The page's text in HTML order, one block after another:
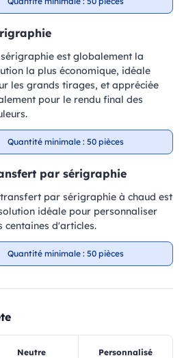
est globalement la
la plus économique, idéale
les grands tirages, et appréciée
pour le rendu final des
Quantité minimale : 50 pièces
par sérigraphie
par sérigraphie à chaud est
idéale pour personnaliser
centaines d'articles.
Quantité minimale : 50 pièces
Neutre Personnalisé